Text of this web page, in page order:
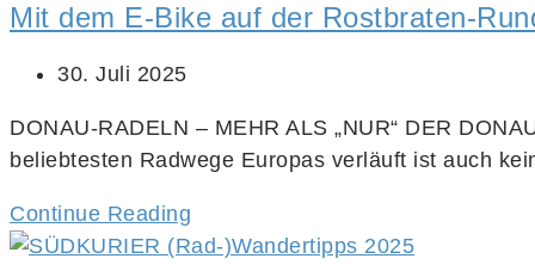
Mit dem E-Bike auf der Rostbraten-
30. Juli 2025
DONAU-RADELN – MEHR ALS „NUR“ DER
beliebtesten Radwege Europas verläuft ist auch
Continue Reading